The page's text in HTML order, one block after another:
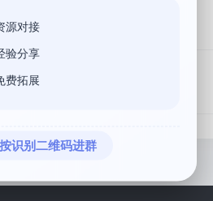
源对接
验分享
费拓展
识别二维码进群